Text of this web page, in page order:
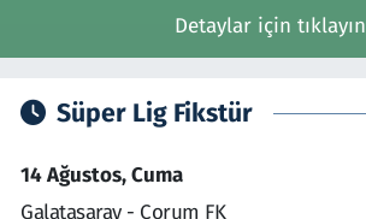
Detaylar için tıklayın
Süper Lig Fikstür
14 Ağustos, Cuma
Galatasaray - Çorum FK